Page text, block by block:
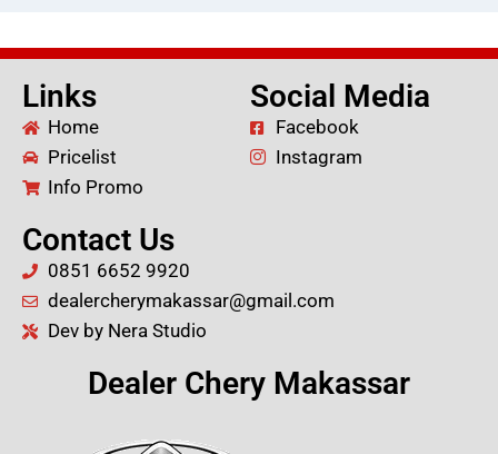
Links
Home
Pricelist
Info Promo
Social Media
Facebook
Instagram
Contact Us
0851 6652 9920
dealercherymakassar@gmail.com
Dev by Nera Studio
Dealer Chery Makassar